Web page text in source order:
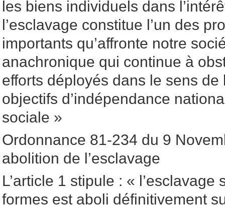
les biens individuels dans
l’esclavage constitue l’un des
importants qu’affronte notre
anachronique qui continue à
efforts déployés dans le sens
objectifs d’indépendance
sociale »
Ordonnance 81-234 du 9
abolition de l’esclavage
L’article 1 stipule : « l’esclavage
formes est aboli définitivement